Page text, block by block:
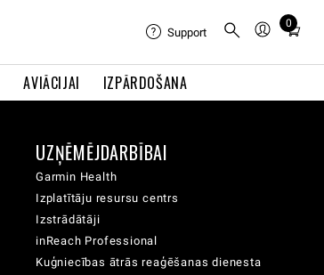
AVIĀCIJAI IZPĀRDOŠANA
Support
0
Total
cart:
UZŅĒMĒJDARBĪBAI
Garmin Health
Izplatītāju resursu centrs
Izstrādātāji
inReach Professional
Kuģniecības ātrās reaģēšanas dienesta